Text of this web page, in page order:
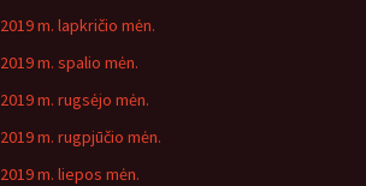
2019 m. lapkričio mėn.
2019 m. spalio mėn.
2019 m. rugsėjo mėn.
2019 m. rugpjūčio mėn.
2019 m. liepos mėn.